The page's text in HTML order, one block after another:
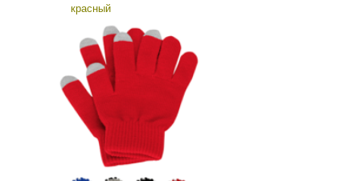
красный